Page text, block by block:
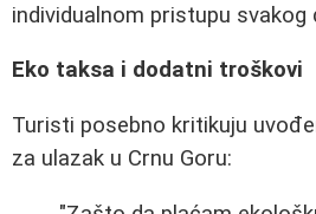
individualnom pristupu svakog
Eko taksa i dodatni troškovi
Turisti posebno kritikuju
za ulazak u Crnu Goru: